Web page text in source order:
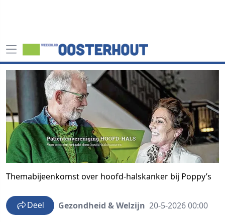
Themabijeenkomst over hoofd-halskanker bij Poppy’s
Deel Gezondheid & Welzijn 20-5-2026 00:00